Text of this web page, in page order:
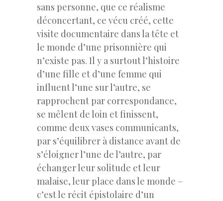
sans personne, que ce réalisme
déconcertant, ce vécu créé, cette
visite documentaire dans la tête et
le monde d’une prisonnière qui
n’existe pas. Il y a surtout l’histoire
d’une fille et d’une femme qui
influent l’une sur l’autre, se
rapprochent par correspondance,
se mêlent de loin et finissent,
comme deux vases communicants,
par s’équilibrer à distance avant de
s’éloigner l’une de l’autre, par
échanger leur solitude et leur
malaise, leur place dans le monde –
c’est le récit épistolaire d’un